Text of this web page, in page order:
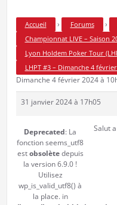
Accueil › Forums ›
Championnat LIVE – Saison
Lyon Holdem Poker Tour
LHPT #3 – Dimanche 4
Dimanche 4 février 2024 à
31 janvier 2024 à 17h05
Deprecated: La
fonction seems_utf8
estobsolètedepuis
la version 6.9.0 !
Utilisez
wp_is_valid_utf8() à
la place. in
Salut